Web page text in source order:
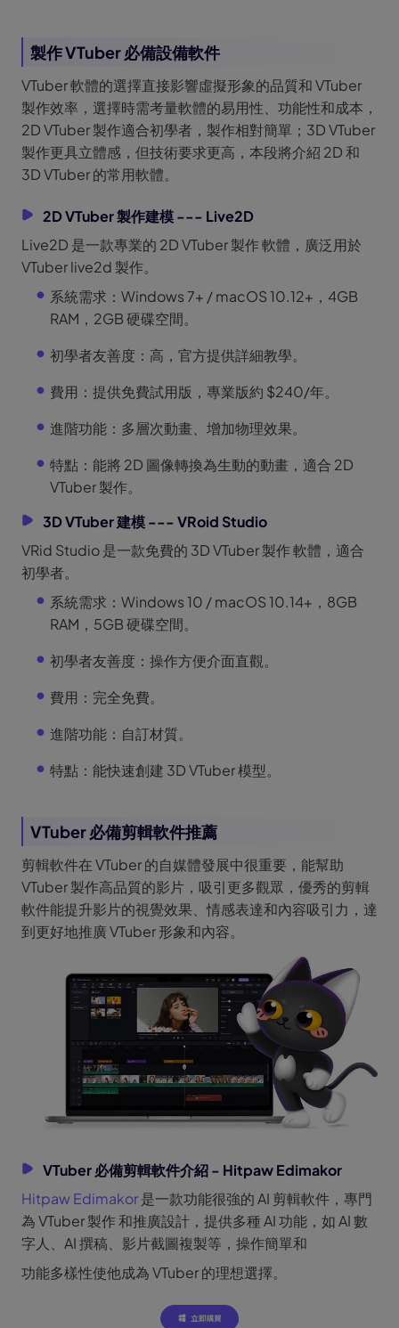
製作 VTuber 必備設備軟件
VTuber 軟體的選擇直接影響虛擬形象的品質和 VTuber
製作效率，選擇時需考量軟體的易用性、功能性和成本，
2D VTuber 製作適合初學者，製作相對簡單；3D VTuber
製作更具立體感，但技術要求更高，本段將介紹 2D 和
3D VTuber 的常用軟體。
2D VTuber 製作建模 --- Live2D
Live2D 是一款專業的 2D VTuber 製作 軟體，廣泛用於
VTuber live2d 製作。
系統需求：Windows 7+ / macOS 10.12+，4GB
RAM，2GB 硬碟空間。
初學者友善度：高，官方提供詳細教學。
費用：提供免費試用版，專業版約 $240/年。
進階功能：多層次動畫、增加物理效果。
特點：能將 2D 圖像轉換為生動的動畫，適合 2D
VTuber 製作。
3D VTuber 建模 --- VRoid Studio
VRid Studio 是一款免費的 3D VTuber 製作 軟體，適合
初學者。
系統需求：Windows 10 / macOS 10.14+，8GB
RAM，5GB 硬碟空間。
初學者友善度：操作方便介面直觀。
費用：完全免費。
進階功能：自訂材質。
特點：能快速創建 3D VTuber 模型。
VTuber 必備剪輯軟件推薦
剪輯軟件在 VTuber 的自媒體發展中很重要，能幫助
VTuber 製作高品質的影片，吸引更多觀眾，優秀的剪輯
軟件能提升影片的視覺效果、情感表達和內容吸引力，達
到更好地推廣 VTuber 形象和內容。
VTuber 必備剪輯軟件介紹 - Hitpaw Edimakor
Hitpaw Edimakor是一款功能很強的 AI 剪輯軟件，專門
為 VTuber 製作 和推廣設計，提供多種 AI 功能，如 AI 數
字人、AI 撰稿、影片截圖複製等，操作簡單和
功能多樣性使他成為 VTuber 的理想選擇。